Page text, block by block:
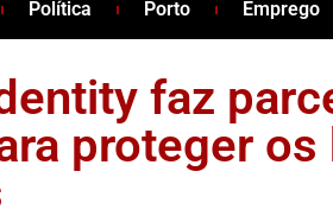
Política Porto Emprego
faz
proteger